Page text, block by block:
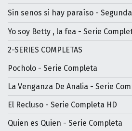
Sin senos si hay paraíso -
Yo soy Betty , la fea - Serie
2-SERIES COMPLETAS
Pocholo - Serie Completa
La Venganza De Analia - Serie
El Recluso - Serie Completa HD
Quien es Quien - Serie Completa